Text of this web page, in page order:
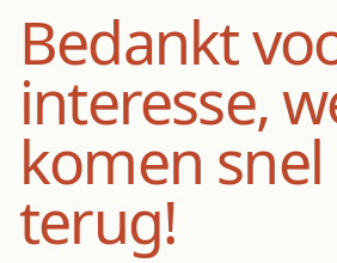
Bedankt
interesse,
komen
terug!